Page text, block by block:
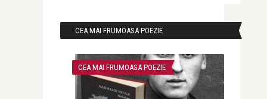
CEA MAI FRUMOASA POEZIE
CEA MAI FRUMOASA POEZIE